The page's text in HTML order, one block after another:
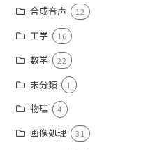
合成音声 12
工学 16
数学 22
未分類 1
物理 4
画像処理 31